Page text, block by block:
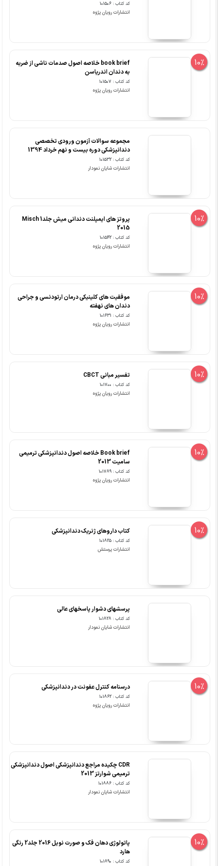
کد کتاب : 101506
انتشارات رویان پژوه
10%
book brief خلاصه اصول صدمات ناشی از ضربه
به دندان اندریاسن
کد کتاب : 101507
انتشارات رویان پژوه
مجموعه سوالات آزمون ورودی تخصصی
دندانپزشکی دوره بیست و نهم خرداد 1394
کد کتاب : 101532
انتشارات شایان نمودار
10%
پروتز های ایمپلنت دندانی میش جلد1 Misch
2015
کد کتاب : 101542
انتشارات رویان پژوه
10%
موفقیت های کلینیکی درمان ارتودنسی و جراحی
دندان های نهفته
کد کتاب : 101631
انتشارات رویان پژوه
10% تفسیر مبانی CBCT
کد کتاب : 101700
انتشارات رویان پژوه
10%
Book brief خلاصه اصول دندانپزشکی ترمیمی
سامیت 2013
کد کتاب : 101789
انتشارات رویان پژوه
10% کتاب داروهای ژنریک دندانپزشکی
کد کتاب : 101825
انتشارات پرستش
پرسشهای دشوار پاسخ‎های عالی
کد کتاب : 101828
انتشارات شایان نمودار
10% درسنامه کنترل عفونت در دندانپزشکی
کد کتاب : 101862
انتشارات رویان پژوه
CDR چکیده مراجع دندانپزشکی اصول دندانپزشکی
ترمیمی شوارتز 2013
کد کتاب : 101886
انتشارات شایان نمودار
10%
پاتولوژی دهان فک و صورت نویل 2016 جلد2 رنگی
هارد
کد کتاب : 101890